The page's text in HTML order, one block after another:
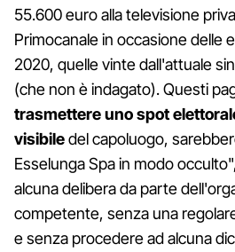
55.600 euro alla televisione
Primocanale in occasione delle
2020, quelle vinte dall'attuale
(che non è indagato). Questi
trasmettere uno spot
visibiledel capoluogo,
Esselunga Spa in modo
alcuna delibera da parte
competente, senza una
e senza procedere ad alcuna